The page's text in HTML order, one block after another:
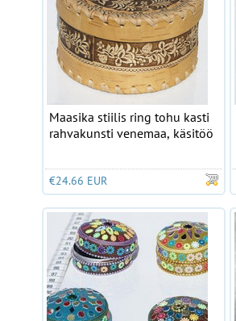
Maasika stiilis ring tohu kasti
rahvakunsti venemaa, käsitöö
€24.66 EUR